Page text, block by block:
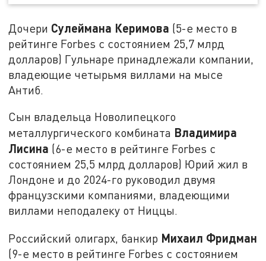
Дочери Сулеймана Керимова (5-е место в
рейтинге Forbes с состоянием 25,7 млрд
долларов) Гульнаре принадлежали компании,
владеющие четырьмя виллами на мысе
Антиб.
Сын владельца Новолипецкого
металлургического комбината Владимира
Лисина (6-е место в рейтинге Forbes с
состоянием 25,5 млрд долларов) Юрий жил в
Лондоне и до 2024-го руководил двумя
французскими компаниями, владеющими
виллами неподалеку от Ниццы.
Российский олигарх, банкир Михаил Фридман
(9-е место в рейтинге Forbes с состоянием